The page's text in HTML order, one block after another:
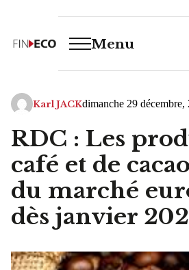
Menu
Karl JACKdimanche 29 décembre,
RDC : Les
café et de
du marché
dès janvier